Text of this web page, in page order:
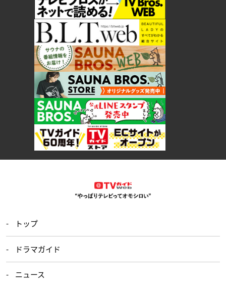
トップ
ドラマガイド
ニュース